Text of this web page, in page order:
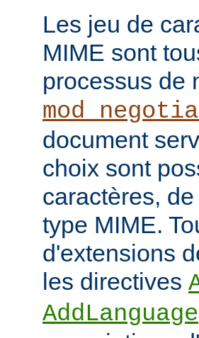
Les jeu de
MIME sont
processus de
document
choix sont
caractères,
type MIME.
d'extensions
les directives
AddLanguage